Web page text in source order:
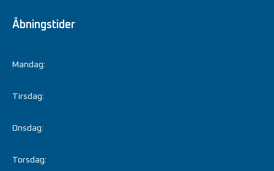
Åbningstider
Mandag:
Tirsdag:
Onsdag:
Torsdag: